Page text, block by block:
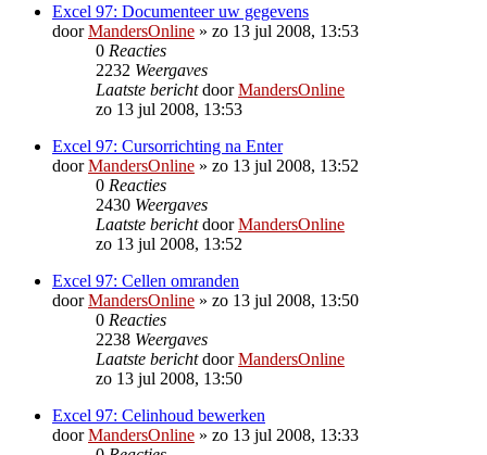
Excel 97: Documenteer uw gegevens
doorMandersOnline » zo 13 jul 2008, 13:53
0 Reacties
2232 Weergaves
Laatste berichtdoorMandersOnline
zo 13 jul 2008, 13:53
Excel 97: Cursorrichting na Enter
doorMandersOnline » zo 13 jul 2008, 13:52
0 Reacties
2430 Weergaves
Laatste berichtdoorMandersOnline
zo 13 jul 2008, 13:52
Excel 97: Cellen omranden
doorMandersOnline » zo 13 jul 2008, 13:50
0 Reacties
2238 Weergaves
Laatste berichtdoorMandersOnline
zo 13 jul 2008, 13:50
Excel 97: Celinhoud bewerken
doorMandersOnline » zo 13 jul 2008, 13:33